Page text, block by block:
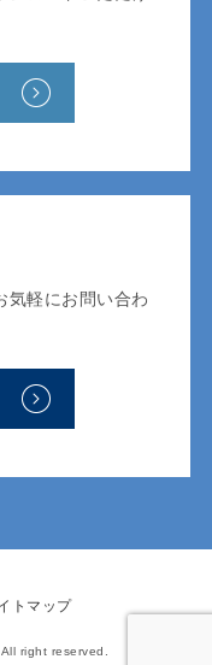
気軽にお問い合わ
トマップ
right reserved.